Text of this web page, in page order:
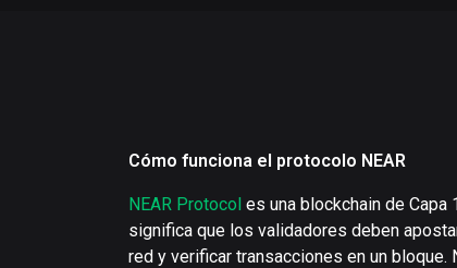
Cómo funciona el protocolo NEAR
NEAR Protocol es una blockchain de
significa que los validadores deben
red y verificar transacciones en un bloque.